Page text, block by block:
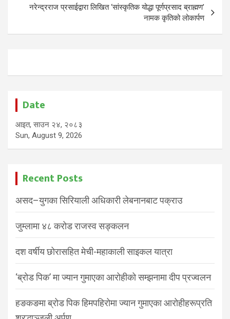
नरेन्द्रराज प्रसाईद्वारा लिखित ‘सांस्कृतिक योद्धा पूर्णप्रसाद ब्राह्मण’
नामक कृतिको लोकार्पण
Date
आइत, साउन २४, २०८३
Sun, August 9, 2026
Recent Posts
असद–युगका सिरियाली अधिकारी लेबनानबाट पक्राउ
जुम्लामा ४८ करोड राजस्व सङ्कलन
दश वर्षीय छोरासहित मेची-महाकाली साइकल यात्रा
‘ब्रोड पिक’ मा ज्यान गुमाएका आरोहीको सम्झनामा दीप प्रज्वलन
हङकङमा ब्रोड पिक हिमपहिरोमा ज्यान गुमाएका आरोहीहरूप्रति